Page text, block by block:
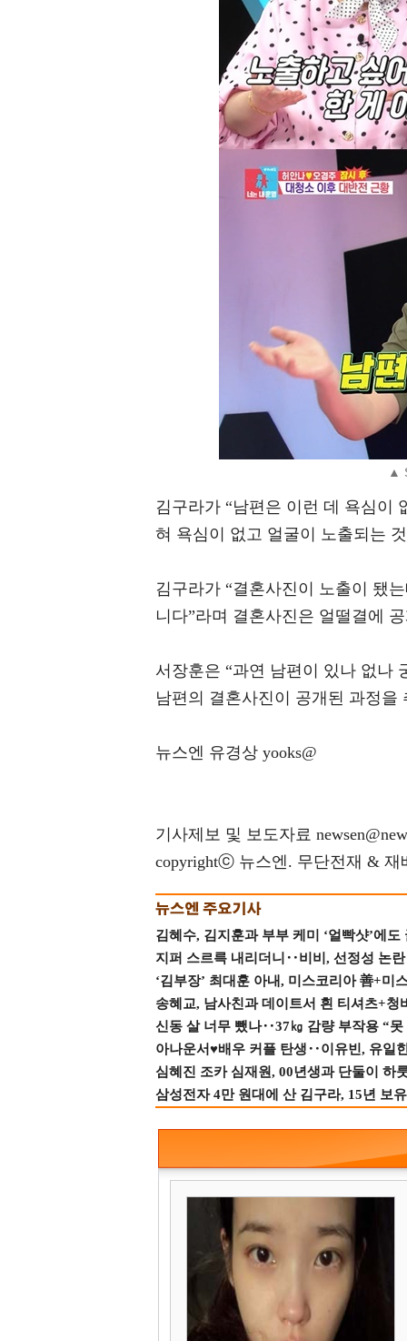
▲
김구라가 “남편은 이런 데 욕심이
혀 욕심이 없고 얼굴이 노출되는
김구라가 “결혼사진이 노출이 됐
니다”라며 결혼사진은 얼떨결에
서장훈은 “과연 남편이 있나 없나
남편의 결혼사진이 공개된 과정을
뉴스엔 유경상 yooks@
기사제보 및 보도자료
copyrightⓒ 뉴스엔. 무단전재 & 재
김혜수, 김지훈과 부부 케미 ‘얼빡샷’에도
지퍼 스르륵 내리더니‥비비, 선정성 논
‘김부장’ 최대훈 아내, 미스코리아 善+미
송혜교, 남사친과 데이트서 흰 티셔츠+
신동 살 너무 뺐나‥37㎏ 감량 부작용 “
아나운서♥배우 커플 탄생‥이유빈, 유일
심혜진 조카 심재원, 00년생과 단둘이 하
삼성전자 4만 원대에 산 김구라, 15년 보